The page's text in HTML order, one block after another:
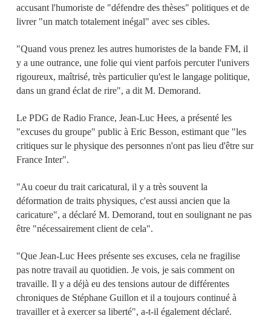
accusant l'humoriste de "défendre des thèses" politiques et de
livrer "un match totalement inégal" avec ses cibles.
"Quand vous prenez les autres humoristes de la bande FM, il
y a une outrance, une folie qui vient parfois percuter l'univers
rigoureux, maîtrisé, très particulier qu'est le langage politique,
dans un grand éclat de rire", a dit M. Demorand.
Le PDG de Radio France, Jean-Luc Hees, a présenté les
"excuses du groupe" public à Eric Besson, estimant que "les
critiques sur le physique des personnes n'ont pas lieu d'être sur
France Inter".
"Au coeur du trait caricatural, il y a très souvent la
déformation de traits physiques, c'est aussi ancien que la
caricature", a déclaré M. Demorand, tout en soulignant ne pas
être "nécessairement client de cela".
"Que Jean-Luc Hees présente ses excuses, cela ne fragilise
pas notre travail au quotidien. Je vois, je sais comment on
travaille. Il y a déjà eu des tensions autour de différentes
chroniques de Stéphane Guillon et il a toujours continué à
travailler et à exercer sa liberté", a-t-il également déclaré.